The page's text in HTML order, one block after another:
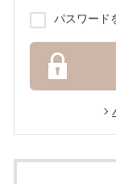
パスワード